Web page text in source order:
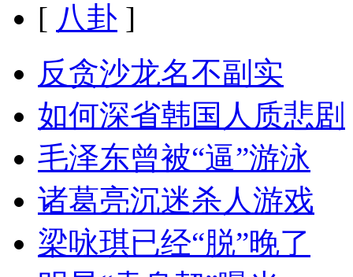
[ 八卦 ]
反贪沙龙名不副实
如何深省韩国人质悲剧
毛泽东曾被“逼”游泳
诸葛亮沉迷杀人游戏
梁咏琪已经“脱”晚了